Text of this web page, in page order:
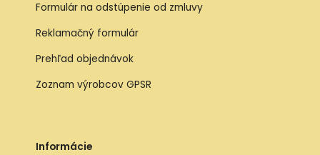
Formulár na odstúpenie od zmluvy
Reklamačný formulár
Prehľad objednávok
Zoznam výrobcov GPSR
Informácie